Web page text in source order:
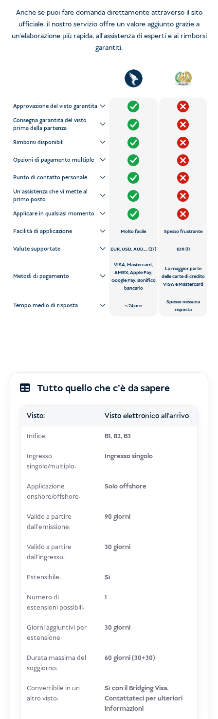
Anche se puoi fare domanda direttamente attraverso il sito
ufficiale, il nostro servizio offre un valore aggiunto grazie a
un'elaborazione più rapida, all'assistenza di esperti e ai rimborsi
garantiti.
Approvazione del visto garantita
Consegna garantita del visto
prima della partenza
Rimborsi disponibili
Opzioni di pagamento multiple
Punto di contatto personale
Un'assistenza che vi mette al
primo posto
Applicare in qualsiasi momento
Facilità di applicazione Molto facile Spesso frustrante
Valute supportate EUR, USD, AUD,... (27) IDR (1)
Metodi di pagamento
VISA, Mastercard,
AMEX, Apple Pay,
Google Pay, Bonifico
bancario
La maggior parte
delle carte di credito
VISA e Mastercard
Tempo medio di risposta 24 ore
Spesso nessuna
risposta
Tutto quello che c'è da sapere
Visto: Visto elettronico all'arrivo
Indice: B1, B2, B3
Ingresso
singolo/multiplo:
Ingresso singolo
Applicazione
onshore/offshore:
Solo offshore
Valido a partire
dall'emissione:
90 giorni
Valido a partire
dall'ingresso:
30 giorni
Estensibile: Sì
Numero di
estensioni possibili:
1
Giorni aggiuntivi per
estensione:
30 giorni
Durata massima del
soggiorno:
60 giorni (30+30)
Convertibile in un
altro visto:
Sì con il Bridging Visa.
Contattateci per ulteriori
informazioni